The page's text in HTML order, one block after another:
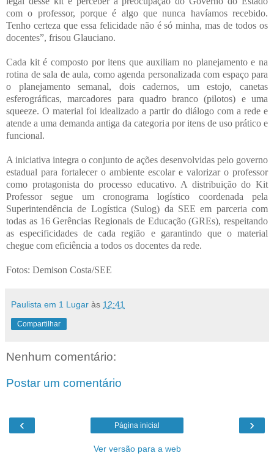
com o professor, porque é algo que nunca havíamos recebido.
Tenho certeza que essa felicidade não é só minha, mas de todos os
docentes”, frisou Glauciano.
Cada kit é composto por itens que auxiliam no planejamento e na
rotina de sala de aula, como agenda personalizada com espaço para
o planejamento semanal, dois cadernos, um estojo, canetas
esferográficas, marcadores para quadro branco (pilotos) e uma
squeeze. O material foi idealizado a partir do diálogo com a rede e
atende a uma demanda antiga da categoria por itens de uso prático e
funcional.
A iniciativa integra o conjunto de ações desenvolvidas pelo governo
estadual para fortalecer o ambiente escolar e valorizar o professor
como protagonista do processo educativo. A distribuição do Kit
Professor segue um cronograma logístico coordenada pela
Superintendência de Logística (Sulog) da SEE em parceria com
todas as 16 Gerências Regionais de Educação (GREs), respeitando
as especificidades de cada região e garantindo que o material
chegue com eficiência a todos os docentes da rede.
Fotos: Demison Costa/SEE
Paulista em 1 Lugar às 12:41
Compartilhar
Nenhum comentário:
Postar um comentário
‹ ›
Página inicial
Ver versão para a web